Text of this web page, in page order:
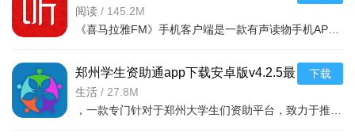
版
阅读 / 145.2M
郑州学生资助通app下载安卓版v4.2.5最
新版
生活 / 27.8M
下载